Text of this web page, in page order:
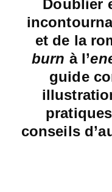
Doublier
et de la
burn à l’
guide
conseils